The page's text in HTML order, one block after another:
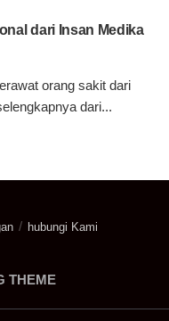
dari Insan Medika
orang sakit dari
dari...
hubungi Kami
THEME